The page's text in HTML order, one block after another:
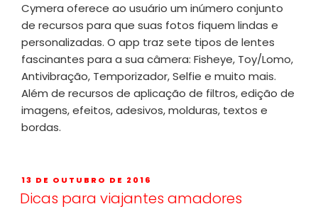
Cymera oferece ao usuário um inúmero conjunto
de recursos para que suas fotos fiquem lindas e
personalizadas. O app traz sete tipos de lentes
fascinantes para a sua câmera: Fisheye, Toy/Lomo,
Antivibração, Temporizador, Selfie e muito mais.
Além de recursos de aplicação de filtros, edição de
imagens, efeitos, adesivos, molduras, textos e
bordas.
13 DE OUTUBRO DE 2016
Dicas para viajantes amadores